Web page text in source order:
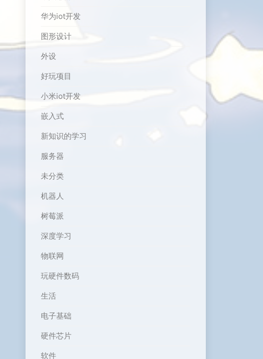
华为iot开发
图形设计
外设
好玩项目
小米iot开发
嵌入式
新知识的学习
服务器
未分类
机器人
树莓派
深度学习
物联网
玩硬件数码
生活
电子基础
硬件芯片
软件